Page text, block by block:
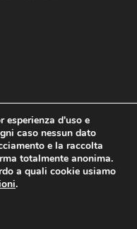
Contatti
Policy
i diritti riservati | Sede
d'uso e
caso nessun dato
e la raccolta
totalmente anonima.
a quali cookie usiamo
.